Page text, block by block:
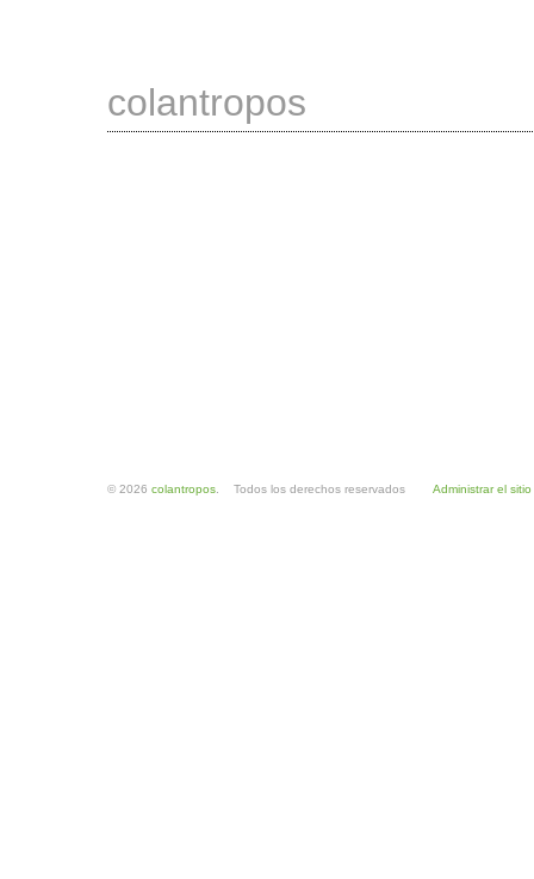
colantropos
© 2026 colantropos . Todos los derechos reservados Administrar el sitio